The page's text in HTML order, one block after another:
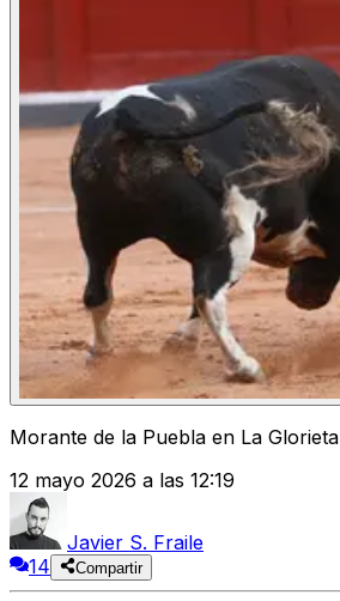
Morante de la Puebla en La Glorieta
12 mayo 2026 a las 12:19
Javier S. Fraile
14
Compartir